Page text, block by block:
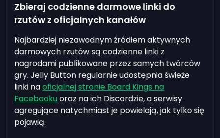
Zbieraj codzienne darmowe linki do
rzutów z oficjalnych kanałów
Najbardziej niezawodnym źródłem aktywnych
darmowych rzutów są codzienne linki z
nagrodami publikowane przez samych twórców
gry. Jelly Button regularnie udostępnia świeże
linki naoficjalnej stronie Board Kings na
Facebookuoraz na ich Discordzie, a serwisy
agregujące natychmiast je powielają, jak tylko się
pojawią.